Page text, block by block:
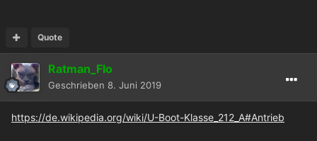
Quote
Ratman_Flo
Geschrieben 8. Juni 2019
https://de.wikipedia.org/wiki/U-Boot-Klasse_212_A#Antrieb